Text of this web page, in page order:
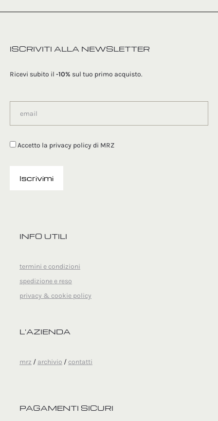
ISCRIVITI ALLA NEWSLETTER
Ricevi subito il -10% sul tuo primo acquisto.
Accetto la privacy policy di MRZ
INFO UTILI
termini e condizioni
spedizione e reso
privacy & cookie policy
L'AZIENDA
mrz / archivio /contatti
PAGAMENTI SICURI